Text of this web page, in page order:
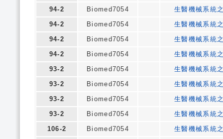
94-2
Biomed7054
生醫機械系統
94-2
Biomed7054
生醫機械系統
94-2
Biomed7054
生醫機械系統
94-2
Biomed7054
生醫機械系統
93-2
Biomed7054
生醫機械系統
93-2
Biomed7054
生醫機械系統
93-2
Biomed7054
生醫機械系統
93-2
Biomed7054
生醫機械系統
106-2
Biomed7054
生醫機械系統